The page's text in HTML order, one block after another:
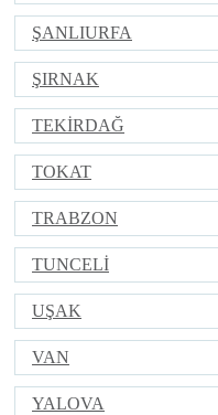
ŞANLIURFA
ŞIRNAK
TEKİRDAĞ
TOKAT
TRABZON
TUNCELİ
UŞAK
VAN
YALOVA